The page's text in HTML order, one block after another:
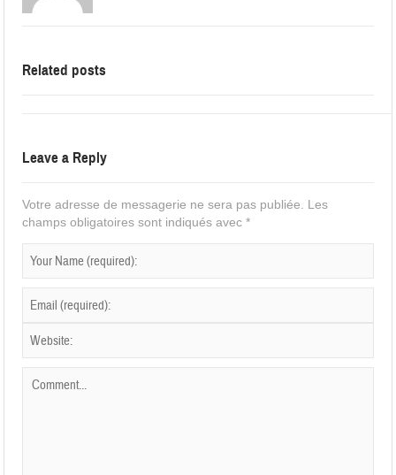
Related posts
Leave a Reply
Votre adresse de messagerie ne sera pas publiée.
Les
champs obligatoires sont indiqués avec*